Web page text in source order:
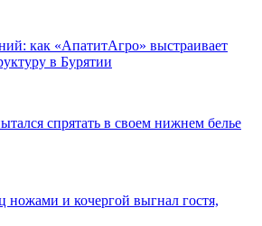
как «АпатитАгро» выстраивает
в Бурятии
спрятать в своем нижнем белье
ножами и кочергой выгнал гостя,